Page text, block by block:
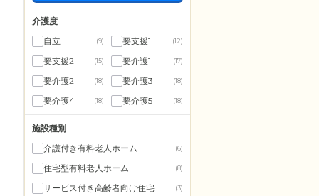
介護度
自立
(9) 要支援1 (12)
要支援2 (15) 要介護1 (17)
要介護2 (18) 要介護3 (18)
要介護4 (18) 要介護5 (18)
施設種別
介護付き有料老人ホーム
(6)
住宅型有料老人ホーム (8)
サービス付き高齢者向け住宅 (3)